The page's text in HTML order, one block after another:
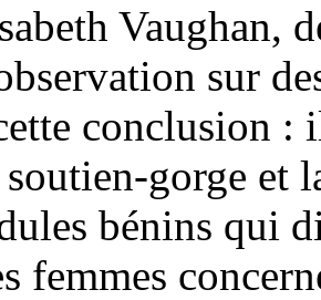
Vaughan,
sur
conclusion :
gorge et
bénins qui
femmes